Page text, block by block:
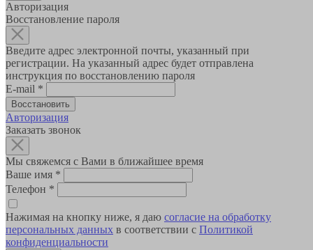
Авторизация
Восстановление пароля
Введите адрес электронной почты, указанный при
регистрации. На указанный адрес будет отправлена
инструкция по восстановлению пароля
E-mail *
Авторизация
Заказать звонок
Мы свяжемся с Вами в ближайшее время
Ваше имя *
Телефон *
Нажимая на кнопку ниже, я даю согласие на обработку
персональных данных в соответствии с Политикой
конфиденциальности